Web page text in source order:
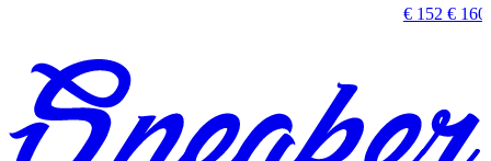
€ 152 € 160